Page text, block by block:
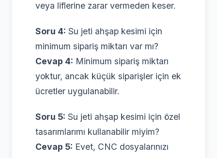
veya liflerine zarar vermeden keser.
Soru 4: Su jeti ahşap kesimi için
minimum sipariş miktarı var mı?
Cevap 4: Minimum sipariş miktarı
yoktur, ancak küçük siparişler için ek
ücretler uygulanabilir.
Soru 5: Su jeti ahşap kesimi için özel
tasarımlarımı kullanabilir miyim?
Cevap 5: Evet, CNC dosyalarınızı